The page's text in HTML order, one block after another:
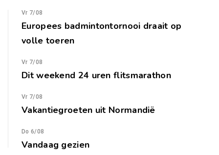
Vr 7/08
Europees badmintontornooi draait op
volle toeren
Vr 7/08
Dit weekend 24 uren flitsmarathon
Vr 7/08
Vakantiegroeten uit Normandië
Do 6/08
Vandaag gezien